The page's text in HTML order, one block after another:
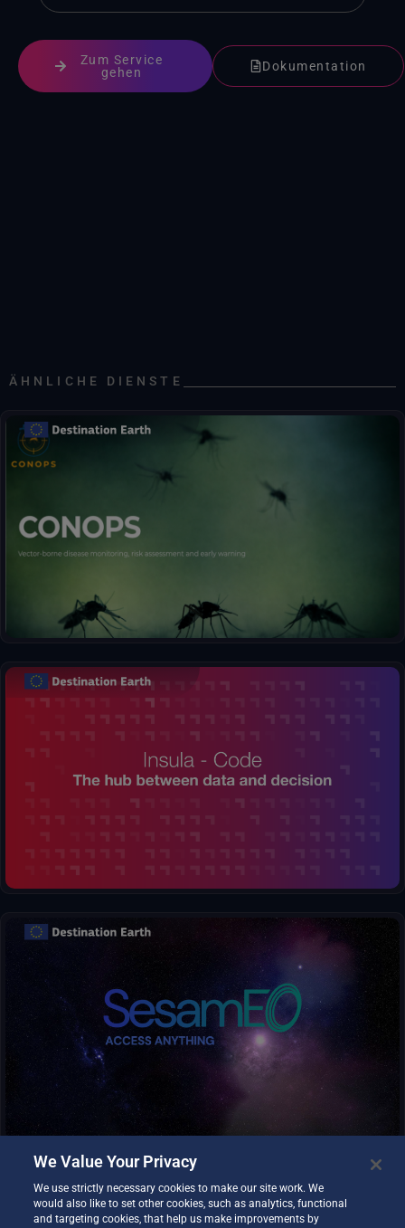
Zum Service
gehen
Dokumentation
ÄHNLICHE DIENSTE
Frühwarnungen für Mückenbefall und Krankheitsrisiko.
Insula, die Drehscheibe zwischen Daten und Entscheidungen.
Verarbeiten Sie mühelos komplexe Informationen und erstellen
Sie klare Visualisierungen, indem Sie Rohdaten in
SesamEO macht Daten von Copernicus und anderen (Statistik,
Atmosphäre oder Klima) über Themen und Sammlungen aus
den Katalogen zugänglich. Die Sammlungen können
durchstöbert und nach Stichworten durchsucht werden. Die
Produkte können je nach den Möglichkeiten des Anbieters
angesehen, gefiltert und heruntergeladen werden.
We Value Your Privacy
We use strictly necessary cookies to make our site work. We
would also like to set other cookies, such as analytics, functional
and targeting cookies, that help us make improvements by